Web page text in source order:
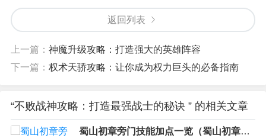
返回列表
上一篇： 神魔升级攻略：打造强大的英雄阵容
下一篇： 权术天骄攻略：让你成为权力巨头的必备指南
“不败战神攻略：打造最强战士的秘诀 ” 的相关文章
蜀山初章旁门技能加点一览（蜀山初章门